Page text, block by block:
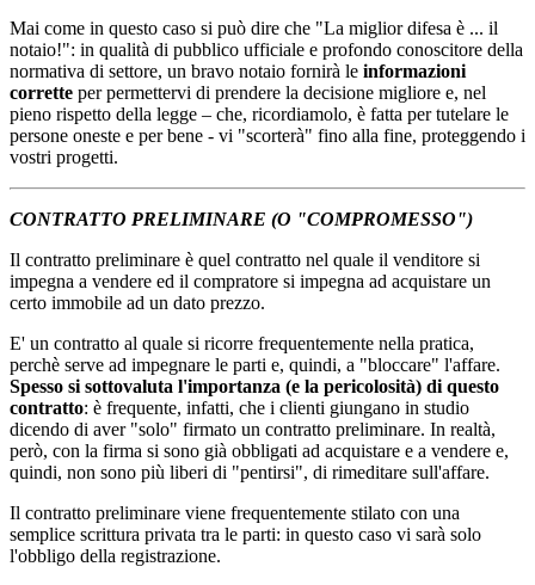
Mai come in questo caso si può dire che "La miglior difesa è ... il
notaio!": in qualità di pubblico ufficiale e profondo conoscitore della
normativa di settore, un bravo notaio fornirà le informazioni
corrette per permettervi di prendere la decisione migliore e, nel
pieno rispetto della legge – che, ricordiamolo, è fatta per tutelare le
persone oneste e per bene - vi "scorterà" fino alla fine, proteggendo i
vostri progetti.
CONTRATTO PRELIMINARE (O "COMPROMESSO")
Il contratto preliminare è quel contratto nel quale il venditore si
impegna a vendere ed il compratore si impegna ad acquistare un
certo immobile ad un dato prezzo.
E' un contratto al quale si ricorre frequentemente nella pratica,
perchè serve ad impegnare le parti e, quindi, a "bloccare" l'affare.
Spesso si sottovaluta l'importanza (e la pericolosità) di questo
contratto: è frequente, infatti, che i clienti giungano in studio
dicendo di aver "solo" firmato un contratto preliminare. In realtà,
però, con la firma si sono già obbligati ad acquistare e a vendere e,
quindi, non sono più liberi di "pentirsi", di rimeditare sull'affare.
Il contratto preliminare viene frequentemente stilato con una
semplice scrittura privata tra le parti: in questo caso vi sarà solo
l'obbligo della registrazione.